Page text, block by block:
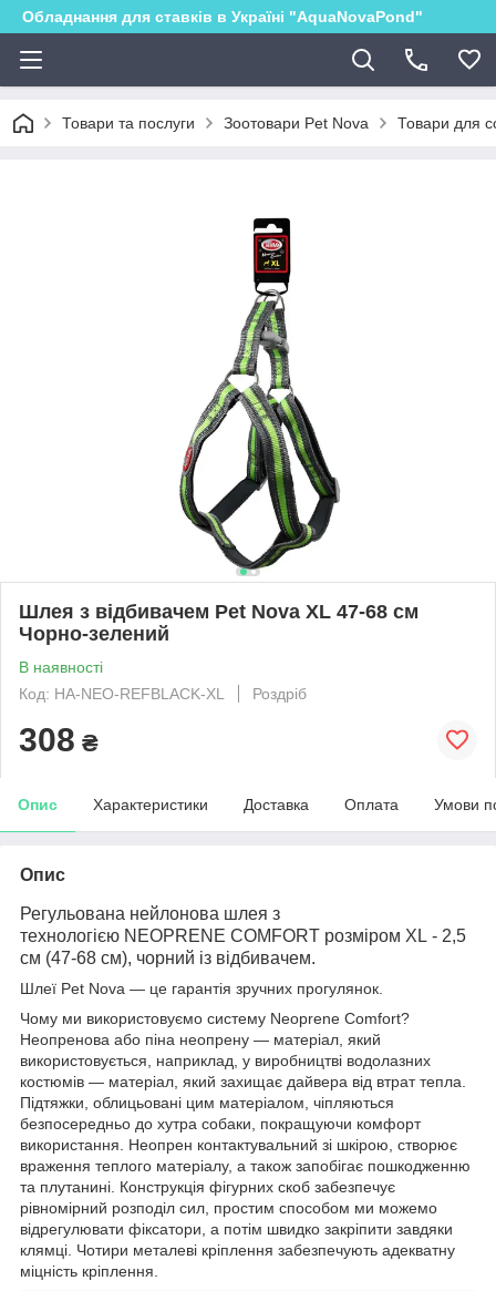
Обладнання для ставків в Україні "AquaNovaPond"
Товари та послуги Зоотовари Pet Nova Товари для
Шлея з відбивачем Pet Nova XL 47-68 см
Чорно-зелений
В наявності
Код: HA-NEO-REFBLACK-XL
Роздріб
308 ₴
Опис Характеристики Доставка Оплата Умови
Опис
Регульована нейлонова шлея з
технологією NEOPRENE COMFORT розміром XL - 2,5
см (47-68 см), чорний із відбивачем.
Шлеї Pet Nova — це гарантія зручних прогулянок.
Чому ми використовуємо систему Neoprene Comfort?
Неопренова або піна неопрену — матеріал, який
використовується, наприклад, у виробництві водолазних
костюмів — матеріал, який захищає дайвера від втрат тепла.
Підтяжки, облицьовані цим матеріалом, чіпляються
безпосередньо до хутра собаки, покращуючи комфорт
використання. Неопрен контактувальний зі шкірою, створює
враження теплого матеріалу, а також запобігає пошкодженню
та плутанині. Конструкція фігурних скоб забезпечує
рівномірний розподіл сил, простим способом ми можемо
відрегулювати фіксатори, а потім швидко закріпити завдяки
клямці. Чотири металеві кріплення забезпечують адекватну
міцність кріплення.